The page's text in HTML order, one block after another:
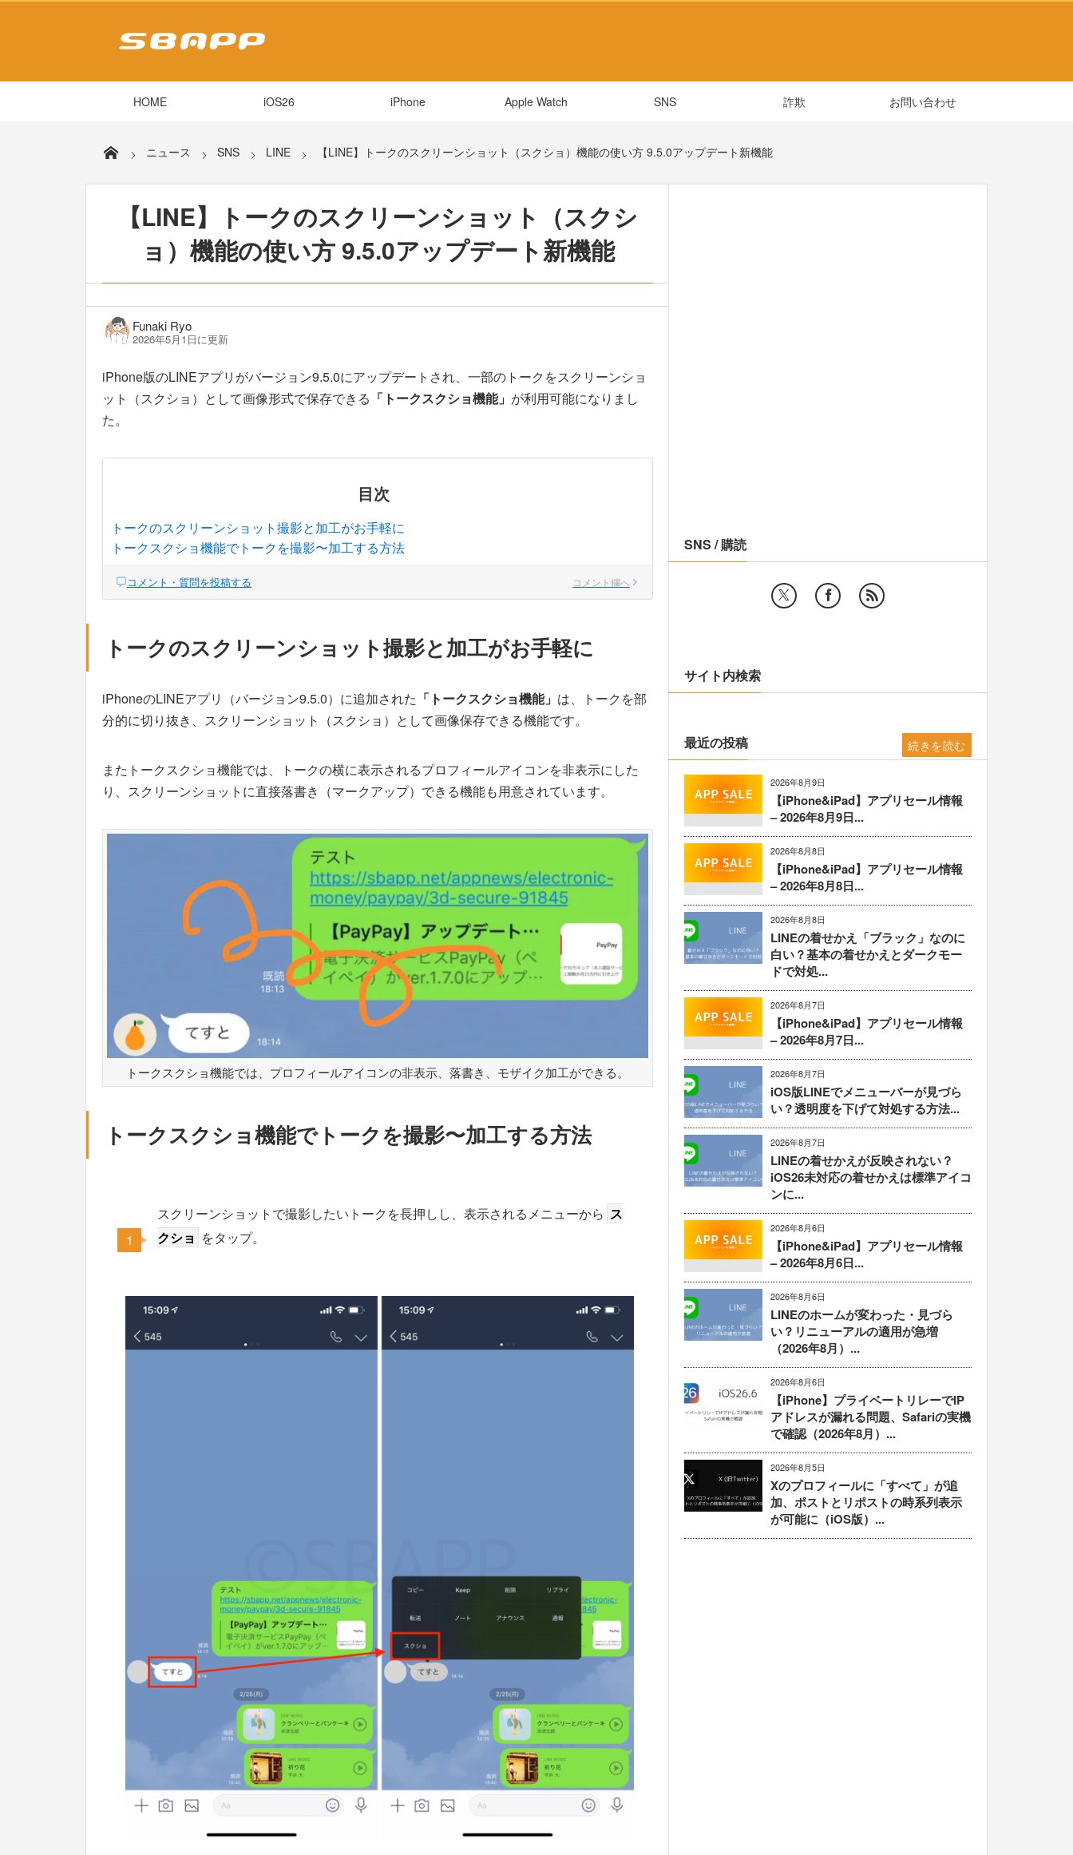
HOME iOS26 iPhone Apple Watch SNS 詐欺 お問い合わせ
ニュース SNS LINE 【LINE】トークのスクリーンショット（スクショ）機能の使い方 9.5.0アップデート新機能
【LINE】トークのスクリーンショット（スクシ
ョ）機能の使い方 9.5.0アップデート新機能
Funaki Ryo
2026年5月1日に更新
iPhone版のLINEアプリがバージョン9.5.0にアップデートされ、一部のトークをスクリーンショ
ット（スクショ）として画像形式で保存できる 「トークスクショ機能」 が利用可能になりまし
た。
目次
トークのスクリーンショット撮影と加工がお手軽に
トークスクショ機能でトークを撮影〜加工する方法
コメント・質問を投稿する コメント欄へ
トークのスクリーンショット撮影と加工がお手軽に
iPhoneのLINEアプリ（バージョン9.5.0）に追加された 「トークスクショ機能」 は、トークを部
分的に切り抜き、スクリーンショット（スクショ）として画像保存できる機能です。
またトークスクショ機能では、トークの横に表示されるプロフィールアイコンを非表示にした
り、スクリーンショットに直接落書き（マークアップ）できる機能も用意されています。
トークスクショ機能では、プロフィールアイコンの非表示、落書き、モザイク加工ができる。
トークスクショ機能でトークを撮影〜加工する方法
スクリーンショットで撮影したいトークを長押しし、表示されるメニューから ス
クショ をタップ。
SNS / 購読
サイト内検索
最近の投稿
2026年8月9日
【iPhone&iPad】アプリセール情報
– 2026年8月9日...
2026年8月8日
【iPhone&iPad】アプリセール情報
– 2026年8月8日...
2026年8月8日
LINEの着せかえ「ブラック」なのに
白い？基本の着せかえとダークモー
ドで対処...
2026年8月7日
【iPhone&iPad】アプリセール情報
– 2026年8月7日...
2026年8月7日
iOS版LINEでメニューバーが見づら
い？透明度を下げて対処する方法...
2026年8月7日
LINEの着せかえが反映されない？
iOS26未対応の着せかえは標準アイコ
ンに...
2026年8月6日
【iPhone&iPad】アプリセール情報
– 2026年8月6日...
2026年8月6日
LINEのホームが変わった・見づら
い？リニューアルの適用が急増
（2026年8月）...
2026年8月6日
【iPhone】プライベートリレーでIP
アドレスが漏れる問題、Safariの実機
で確認（2026年8月）...
2026年8月5日
Xのプロフィールに「すべて」が追
加、ポストとリポストの時系列表示
が可能に（iOS版）...
続きを読む